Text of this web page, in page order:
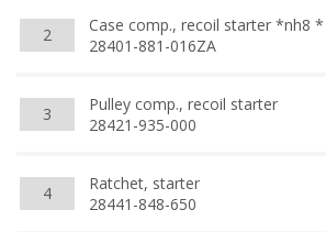
2
Case comp., recoil starter *nh8 *
28401-881-016ZA
3
Pulley comp., recoil starter
28421-935-000
4
Ratchet, starter
28441-848-650